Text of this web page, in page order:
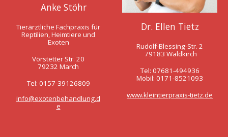
Anke Stöhr
Tierärztliche Fachpraxis für
Reptilien, Heimtiere und
Exoten
Vörstetter Str. 20
79232 March
Tel: 0157-39126809
info@exotenbehandlung.d
e
Dr. Ellen Tietz
Rudolf-Blessing-Str. 2
79183 Waldkirch
Tel: 07681-494936
Mobil: 0171-8521093
www.kleintierpraxis-tietz.de